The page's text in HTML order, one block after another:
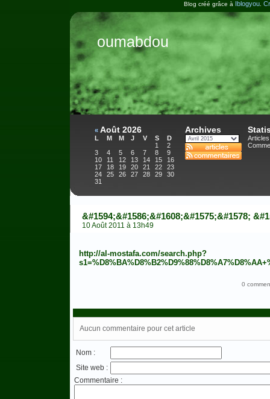
Blog créé grâce à Iblogyou
oumabdou
« Août 2026
L M M J V S
D
1
2
3
4 5 6 7 8
9
10
11 12 13 14 15
16
17
18 19 20 21 22
23
24
25 26 27 28 29
30
31
Archives
&#1594;&#1586;&#1608;&#1575;&#1578;
10 Août 2011 à 13h49
http://al-mostafa.com/search.php?
0
Aucun commentaire pour cet article
Nom :
Site web :
Commentaire :